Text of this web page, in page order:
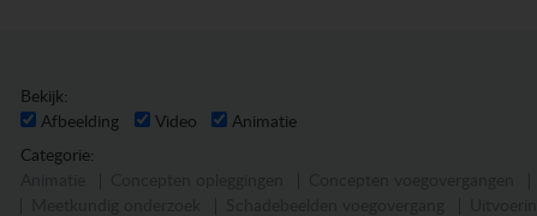
Bekijk:
Afbeelding
Video
Animatie
Categorie: